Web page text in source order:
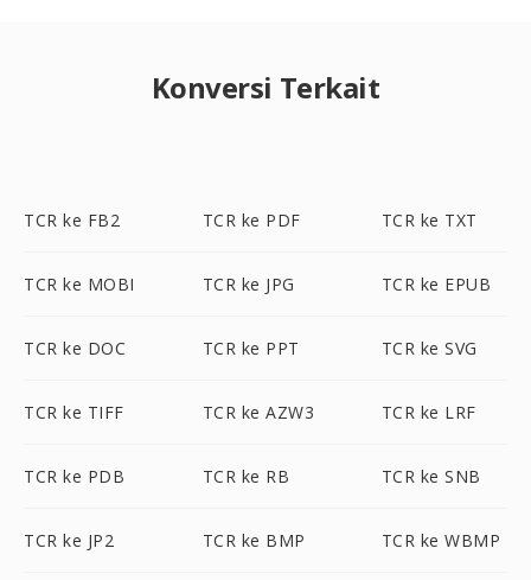
Konversi Terkait
TCR ke FB2 TCR ke PDF TCR ke TXT
TCR ke MOBI TCR ke JPG TCR ke EPUB
TCR ke DOC TCR ke PPT TCR ke SVG
TCR ke TIFF TCR ke AZW3 TCR ke LRF
TCR ke PDB TCR ke RB TCR ke SNB
TCR ke JP2 TCR ke BMP TCR ke WBMP